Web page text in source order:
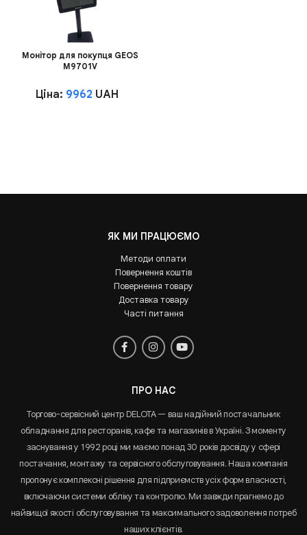
Монітор для покупця GEOS
M9701V
Ціна: 9962 UAH
ЯК МИ ПРАЦЮЄМО
Методи оплати
Повернення коштів
Повернення товару
Доставка товару
Часті питання
ПРО НАС
Торгово-сервісний центр DELOTA — ваш надійний постачальник
обладнання для ресторанів, кафе та магазинів в Україні. З моменту
заснування у 1992 році ми маємо понад 30 років досвіду у сфері
постачання, монтажу та сервісного обслуговування. Наша компанія
пропонує комплексні рішення для підприємств усіх форм власності,
включаючи системи обліку та контролю. Ми завжди прагнемо до
найвищої якості обслуговування та максимального задоволення потреб
наших клієнтів.